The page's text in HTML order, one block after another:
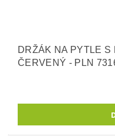
DRŽÁK NA PYTLE S
ČERVENÝ - PLN